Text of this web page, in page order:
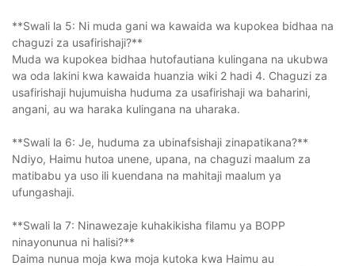
**Swali la 5: Ni muda gani wa kawaida wa kupokea bidhaa na
chaguzi za usafirishaji?**
Muda wa kupokea bidhaa hutofautiana kulingana na ukubwa
wa oda lakini kwa kawaida huanzia wiki 2 hadi 4. Chaguzi za
usafirishaji hujumuisha huduma za usafirishaji wa baharini,
angani, au wa haraka kulingana na uharaka.
**Swali la 6: Je, huduma za ubinafsishaji zinapatikana?**
Ndiyo, Haimu hutoa unene, upana, na chaguzi maalum za
matibabu ya uso ili kuendana na mahitaji maalum ya
ufungashaji.
**Swali la 7: Ninawezaje kuhakikisha filamu ya BOPP
ninayonunua ni halisi?**
Daima nunua moja kwa moja kutoka kwa Haimu au